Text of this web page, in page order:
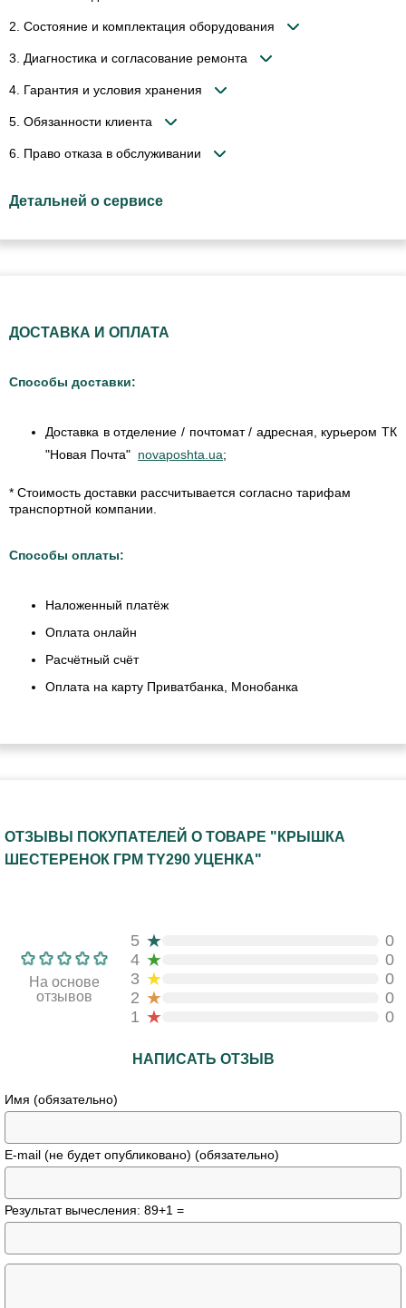
2. Состояние и комплектация оборудования
3. Диагностика и согласование ремонта
4. Гарантия и условия хранения
5. Обязанности клиента
6. Право отказа в обслуживании
Детальней о сервисе
ДОСТАВКА И ОПЛАТА
Способы доставки:
Доставка в отделение / почтомат / адресная, курьером ТК
"Новая Почта" novaposhta.ua;
* Стоимость доставки рассчитывается согласно тарифам
транспортной компании.
Способы оплаты:
Наложенный платёж
Оплата онлайн
Расчётный счёт
Оплата на карту Приватбанка, Монобанка
ОТЗЫВЫ ПОКУПАТЕЛЕЙ О ТОВАРЕ "КРЫШКА
ШЕСТЕРЕНОК ГРМ TY290 УЦЕНКА"
На основе
отзывов
5 ★
0
4 ★
0
3 ★
0
2 ★
0
1 ★ 0
НАПИСАТЬ ОТЗЫВ
Имя (обязательно)
E-mail (не будет опубликовано) (обязательно)
Результат вычесления: 89+1 =